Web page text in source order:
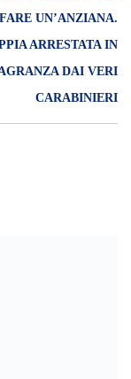
UN’ANZIANA.
ARRESTATA IN
DAI VERI
CARABINIERI